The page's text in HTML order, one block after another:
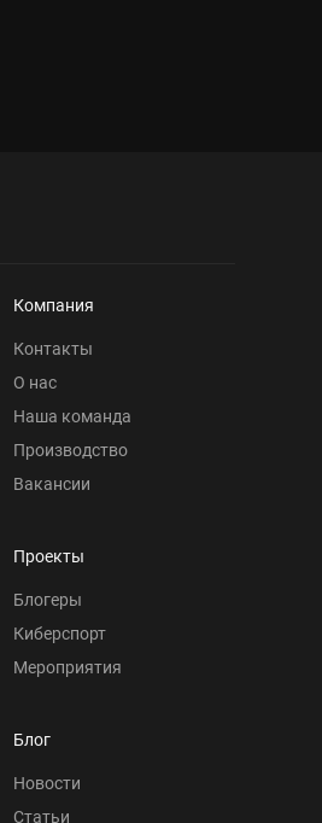
Компания
Контакты
О нас
Наша команда
Производство
Вакансии
Проекты
Блогеры
Киберспорт
Мероприятия
Блог
Новости
Статьи